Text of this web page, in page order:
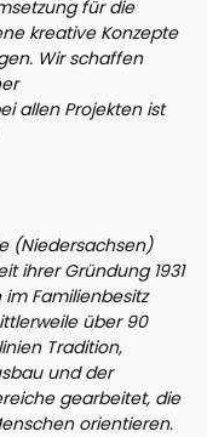
für die
kreative Konzepte
Wir schaffen
allen Projekten ist
(Niedersachsen)
ihrer Gründung 1931
Familienbesitz
über 90
Tradition,
und der
gearbeitet, die
orientieren.